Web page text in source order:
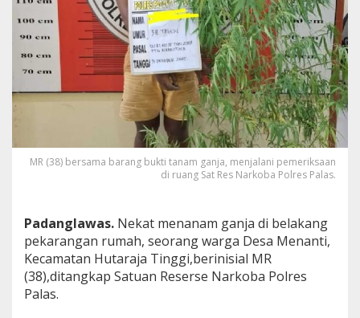
MR (38) bersama barang bukti tanam ganja, menjalani pemeriksaan
di ruang Sat Res Narkoba Polres Palas.
Padanglawas. Nekat menanam ganja di belakang
pekarangan rumah, seorang warga Desa Menanti,
Kecamatan Hutaraja Tinggi,berinisial MR
(38),ditangkap Satuan Reserse Narkoba Polres
Palas.